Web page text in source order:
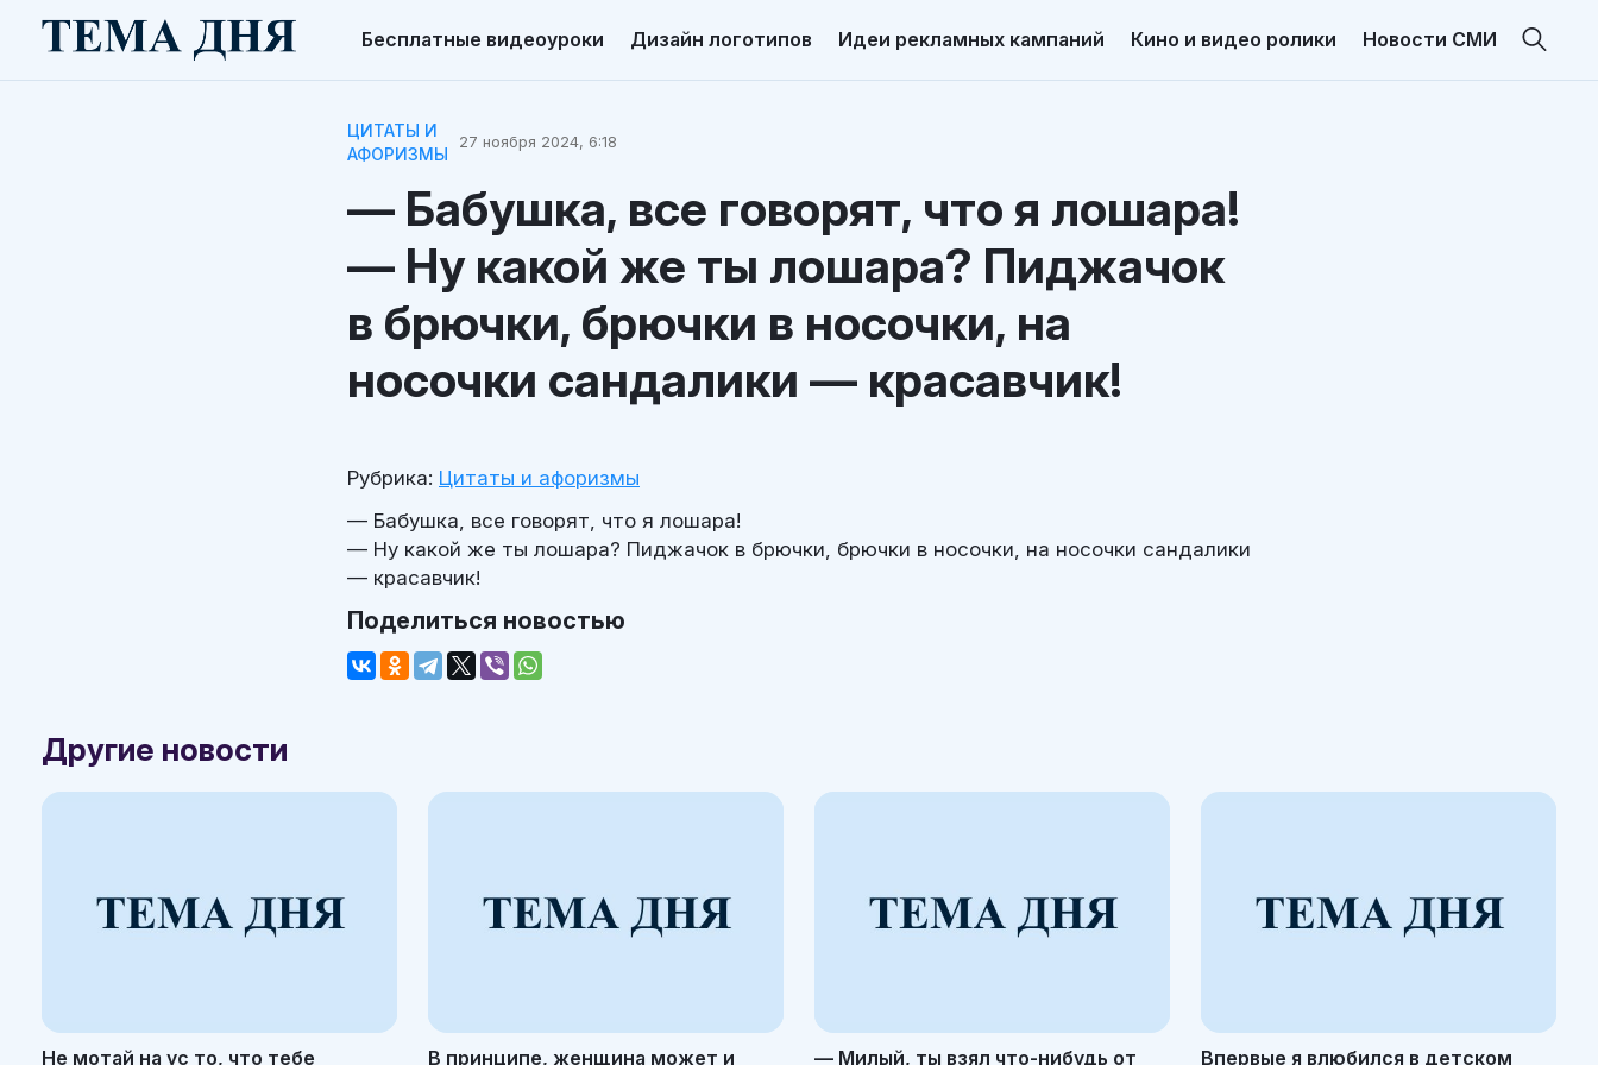
Бесплатные видеоуроки Дизайн логотипов Идеи рекламных кампаний Кино и видео ролики Новости СМИ
ЦИТАТЫ И
АФОРИЗМЫ
27 ноября 2024, 6:18
— Бабушка, все говорят, что я лошара!
— Ну какой же ты лошара? Пиджачок
в брючки, брючки в носочки, на
носочки сандалики — красавчик!
Рубрика: Цитаты и афоризмы
— Бабушка, все говорят, что я лошара!
— Ну какой же ты лошара? Пиджачок в брючки, брючки в носочки, на носочки сандалики
— красавчик!
Поделиться новостью
Другие новости
Не мотай на ус то, что тебе В принципе, женщина может и — Милый, ты взял что-нибудь от Впервые я влюбился в детском